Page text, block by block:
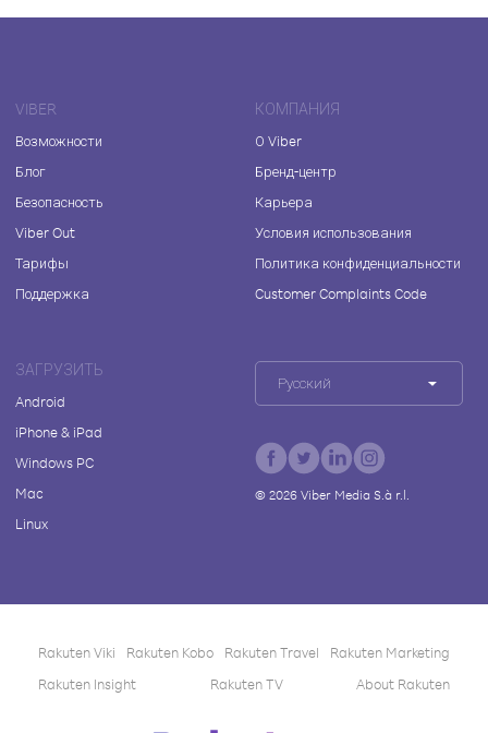
VIBER
Возможности
Блог
Безопасность
Viber Out
Тарифы
Поддержка
КОМПАНИЯ
О Viber
Бренд-центр
Карьера
Условия использования
Политика конфиденциальности
Customer Complaints Code
ЗАГРУЗИТЬ
Android
iPhone & iPad
Windows PC
Mac
Linux
Русский
© 2026Viber Media S.à r.l.
Rakuten Viki Rakuten Kobo Rakuten Travel
Rakuten Marketing
Rakuten Insight
Rakuten TV About Rakuten